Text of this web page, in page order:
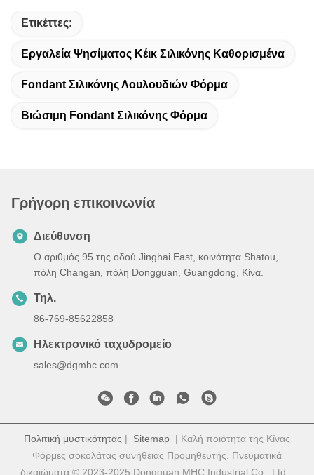
Ετικέττες:
Εργαλεία Ψησίματος Κέικ Σιλικόνης Καθορισμένα
Fondant Σιλικόνης Λουλουδιών Φόρμα
Βιώσιμη Fondant Σιλικόνης Φόρμα
Γρήγορη επικοινωνία
Διεύθυνση
Ο αριθμός 95 της οδού Jinghai East, κοινότητα Shatou,
πόλη Changan, πόλη Dongguan, Guangdong, Κίνα.
Τηλ.
86-769-85622858
Ηλεκτρονικό ταχυδρομείο
sales@dgmhc.com
Πολιτική μυστικότητας | Sitemap | Καλή ποιότητα της Κίνας
Φόρμες σοκολάτας συνήθειας Προμηθευτής. Πνευματικά
δικαιώματα © 2023-2025 Dongguan MHC Industrial Co., Ltd. .